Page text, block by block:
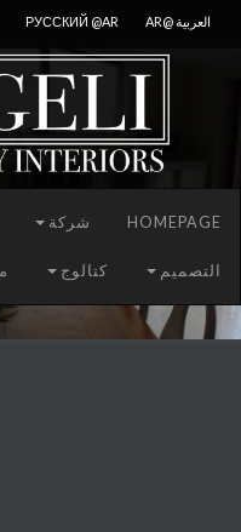
РУССКИЙ @AR العربية @AR
HOMEPAGE شركة
التصميم كتالوج